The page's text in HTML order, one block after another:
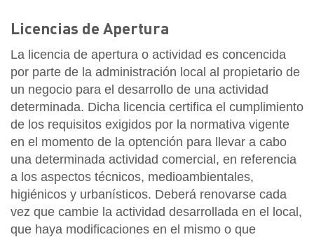
Licencias de Apertura
La licencia de apertura o actividad es concencida
por parte de la administración local al propietario de
un negocio para el desarrollo de una actividad
determinada. Dicha licencia certifica el cumplimiento
de los requisitos exigidos por la normativa vigente
en el momento de la optención para llevar a cabo
una determinada actividad comercial, en referencia
a los aspectos técnicos, medioambientales,
higiénicos y urbanísticos. Deberá renovarse cada
vez que cambie la actividad desarrollada en el local,
que haya modificaciones en el mismo o que